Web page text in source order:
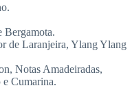
Bergamota.
de Laranjeira, Ylang Ylang
Notas Amadeiradas,
Cumarina.